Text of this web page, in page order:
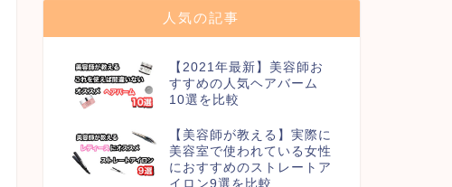
人気の記事
【2021年最新】美容師お
すすめの人気ヘアバーム
10選を比較
【美容師が教える】実際に
美容室で使われている女性
におすすめのストレートア
イロン9選を比較